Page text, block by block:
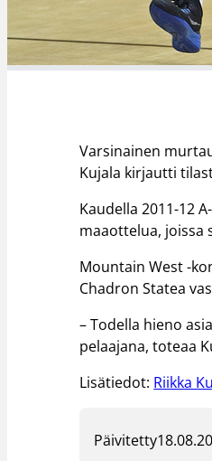
Varsinainen
Kujala kirjautti
Kaudella 2011-12
maaottelua, joissa
Mountain West -
Chadron Statea
– Todella hieno
pelaajana, toteaa
Lisätiedot: Riikka
Päivitetty